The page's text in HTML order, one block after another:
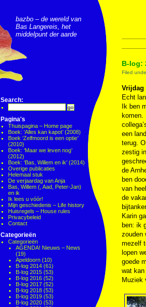
bazbo – de wereld van
Bas Langereis, het
middelpunt der aarde
Search:
Pagina's
Thuispagina – Home page
Boek: ‘Alles kan kapot’ (2008)
Boek ‘Zelfmoord is een optie’
(2010)
Boek: ‘Maar we leven nog’
(2012)
Boek: ‘Bas, Willem en ik’ (2014)
Overige publicaties
Helemaal stuk
De verjaardag van Anja
Bas, Willem (, Aad, Peter-Jan)
en ik
Ik lees u vóór!
Mijn geschiedenis – Life history
Huisregels – House rules
Privacybeleid
Contact
Categorieën
Categorieën
AGENDA! Nieuws – News
(19)
Apeldoorn (10)
B-log 2014 (61)
B-log 2015 (53)
B-log 2016 (52)
B-log 2017 (52)
B-log 2018 (53)
B-log 2019 (53)
B-log 2020 (53)
B-log:
Filed
Echt
Ik ben
komen.
een
terug.
zestig
de
ben
van
de
Karin
ben: ik
zouden
mezelf
lopen
goede
wat
Muziek